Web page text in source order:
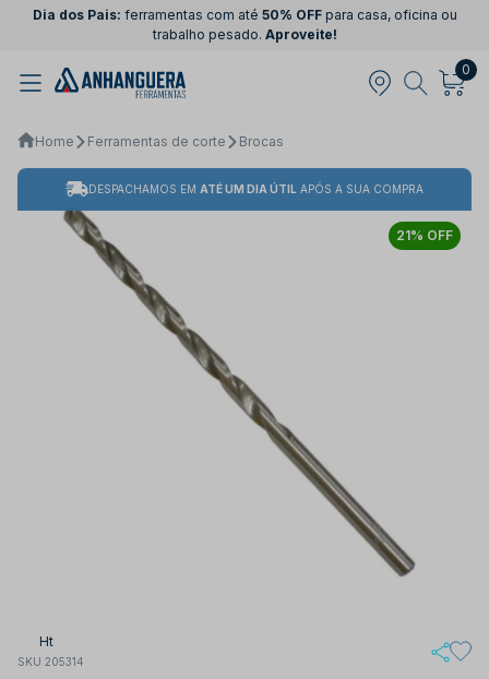
Dia dos Pais: ferramentas com até 50% OFFpara casa, oficina ou
trabalho pesado. Aproveite!
0
Home Ferramentas de corte Brocas
DESPACHAMOS EM ATÉ UM DIA ÚTIL APÓS A SUA COMPRA
21% OFF
Ht
SKU 205314